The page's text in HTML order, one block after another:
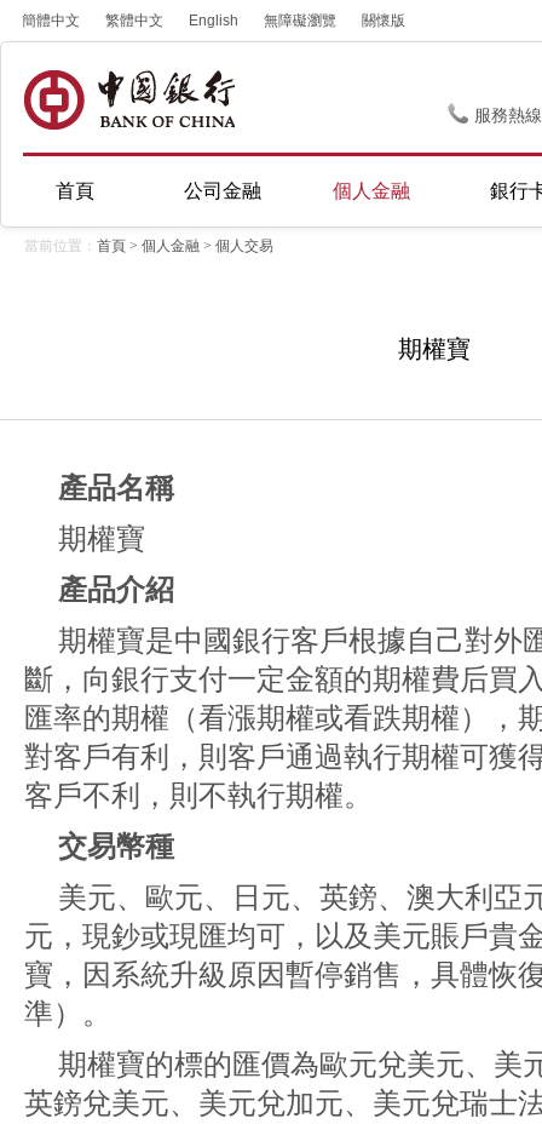
簡體中文 繁體中文 English 無障礙瀏覽 關懷版
服務熱
首頁 公司金融 個人金融 銀行
當前位置： 首頁 > 個人金融 > 個人交易
期權寶
產品名稱
期權寶
產品介紹
期權寶是中國銀行客戶根據自己對外
斷，向銀行支付一定金額的期權費后買
匯率的期權（看漲期權或看跌期權），
對客戶有利，則客戶通過執行期權可獲
客戶不利，則不執行期權。
交易幣種
美元、歐元、日元、英鎊、澳大利亞
元，現鈔或現匯均可，以及美元賬戶貴
寶，因系統升級原因暫停銷售，具體恢
準）。
期權寶的標的匯價為歐元兌美元、美
英鎊兌美元、美元兌加元、美元兌瑞士